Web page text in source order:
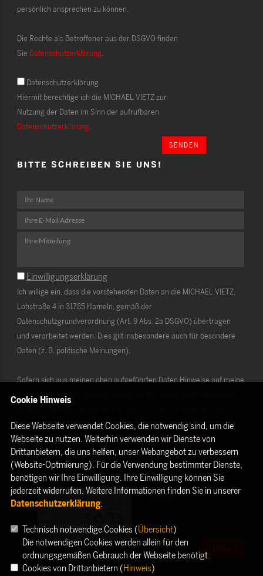
persönlich ansprechen zu können.
Die Rechte als Betroffener aus der DSGVO finden
Sie Datenschutzerklärung.
Datenschutzerklärung
Hiermit berechtige ich die MICHAEL VIETZ zur
Nutzung der Daten im Sinn der aufrufbaren
Datenschutzerklärung.
SENDEN
BITTE SCHREIBEN SIE UNS!
Einwilligungserklärung
Ich willige ein, dass die vorstehenden Daten an die MICHAEL VIETZ,
Lohstraße 4 in 31785 Hameln, gemäß der
Datenschutzgrundverordnung (Art. 9 Abs. 2a DSGVO) übertragen
und verarbeitet werden. Dies gilt insbesondere auch für besondere
Daten (z. B. politische Meinungen).
Sofern sich aus meinen oben aufgeführten Daten Hinweise auf meine
ethnische Herkunft, Religion, politische Einstellung oder Gesundheit
Die Rechte als Betroffener aus der DSGVO ( Datenschutzerklärung
habe ich gelesen und verstanden.
Cookie Hinweis
Diese Webseite verwendet Cookies, die notwendig sind, um die
Webseite zu nutzen. Weiterhin verwenden wir Dienste von
Drittanbietern, die uns helfen, unser Webangebot zu verbessern
(Website-Optmierung). Für die Verwendung bestimmter Dienste,
benötigen wir Ihre Einwilligung. Ihre Einwilligung können Sie
jederzeit widerrufen. Weitere Informationen finden Sie in unserer
Datenschutzerklärung.
Technisch notwendige Cookies (Übersicht)
Die notwendigen Cookies werden allein für den
ordnungsgemäßen Gebrauch der Webseite benötigt.
Cookies von Drittanbietern (Hinweis)